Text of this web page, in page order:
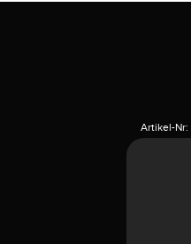
Artikel-Nr: